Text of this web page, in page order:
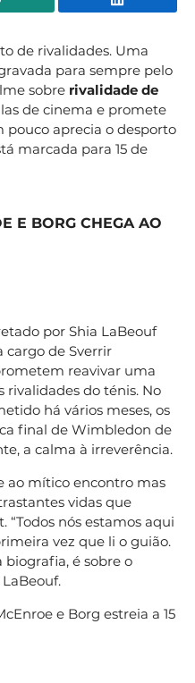
de rivalidades. Uma
para sempre pelo
sobre rivalidade de
de cinema e promete
aprecia o desporto
marcada para 15 de
E BORG CHEGA AO
por Shia LaBeouf
cargo de Sverrir
reavivar uma
rivalidades do ténis. No
há vários meses, os
final de Wimbledon de
a calma à irreverência.
ao mítico encontro mas
vidas que
nós estamos aqui
vez que li o guião.
é sobre o
e Borg estreia a 15